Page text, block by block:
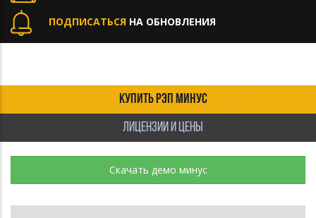
ПОДПИСАТЬСЯ НА ОБНОВЛЕНИЯ
КУПИТЬ РЭП МИНУС
ЛИЦЕНЗИИ И ЦЕНЫ
Скачать демо минус